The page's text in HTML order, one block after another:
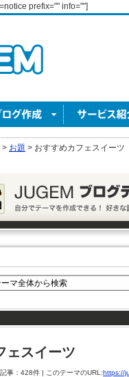
prefix="" info=""]
> お題 > おすすめカフェスイーツ
ェスイーツ
事：428件 | このテーマのURL:https://